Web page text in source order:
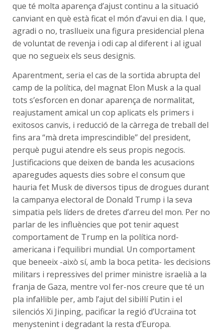
que té molta aparença d’ajust continu a la situació
canviant en què està ficat el món d’avui en dia. I que,
agradi o no, trasllueix una figura presidencial plena
de voluntat de revenja i odi cap al diferent i al igual
que no segueix els seus designis.
Aparentment, seria el cas de la sortida abrupta del
camp de la política, del magnat Elon Musk a la qual
tots s’esforcen en donar aparença de normalitat,
reajustament amical un cop aplicats els primers i
exitosos canvis, i reducció de la càrrega de treball del
fins ara “mà dreta imprescindible” del president,
perquè pugui atendre els seus propis negocis.
Justificacions que deixen de banda les acusacions
aparegudes aquests dies sobre el consum que
hauria fet Musk de diversos tipus de drogues durant
la campanya electoral de Donald Trump i la seva
simpatia pels líders de dretes d’arreu del mon. Per no
parlar de les influències que pot tenir aquest
comportament de Trump en la política nord-
americana i l’equilibri mundial. Un comportament
que beneeix -això sí, amb la boca petita- les decisions
militars i repressives del primer ministre israelià a la
franja de Gaza, mentre vol fer-nos creure que té un
pla infal·lible per, amb l’ajut del sibil·lí Putin i el
silenciós Xi Jinping, pacificar la regió d’Ucraïna tot
menystenint i degradant la resta d’Europa.